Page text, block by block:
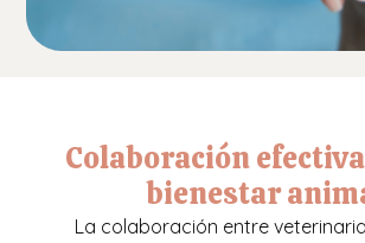
Colaboración
bienestar
La colaboración entre